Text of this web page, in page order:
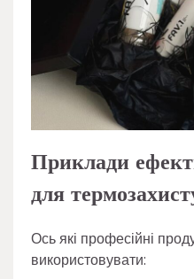
Приклади
для
Ось які професійні
використовувати: